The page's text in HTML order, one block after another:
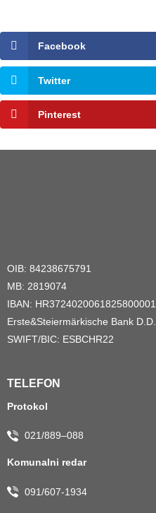
Facebook
Twitter
Pinterest
OIB: 84238675791
MB: 2819074
IBAN: HR3724020061825800001
Erste&Steiermärkische Bank D.D.
SWIFT/BIC: ESBCHR22
TELEFON
Protokol
021/889–088
Komunalni redar
091/607-1934